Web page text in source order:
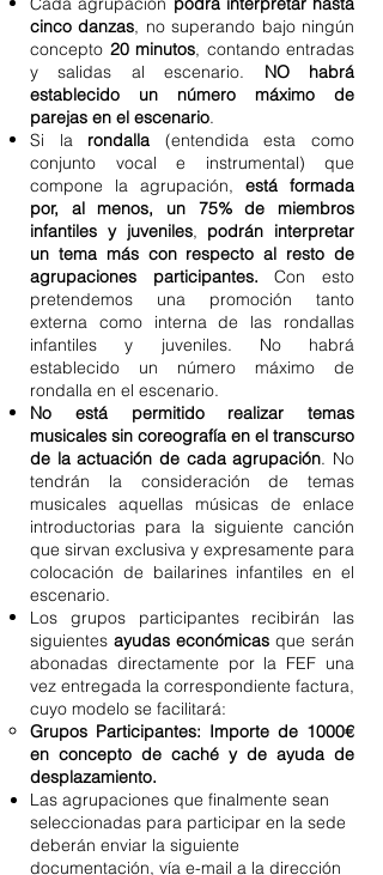
cinco danzas, no superando bajo ningún
concepto 20 minutos, contando entradas
y salidas al escenario. NO habrá
establecido un número máximo de
parejas en el escenario.
Si la rondalla (entendida esta como
conjunto vocal e instrumental) que
compone la agrupación, está formada
por, al menos, un 75% de miembros
infantiles y juveniles, podrán interpretar
un tema más con respecto al resto de
agrupaciones participantes.Con esto
pretendemos una promoción tanto
externa como interna de las rondallas
infantiles y juveniles. No habrá
establecido un número máximo de
rondalla en el escenario.
No está permitido realizar temas
musicales sin coreografía en el transcurso
de la actuación de cada agrupación. No
tendrán la consideración de temas
musicales aquellas músicas de enlace
introductorias para la siguiente canción
que sirvan exclusiva y expresamente para
colocación de bailarines infantiles en el
escenario.
Los grupos participantes recibirán las
siguientes ayudas económicas que serán
abonadas directamente por la FEF una
vez entregada la correspondiente factura,
cuyo modelo se facilitará:
Grupos Participantes: Importe de 1000€
en concepto de caché y de ayuda de
desplazamiento.
Las agrupaciones que finalmente sean
seleccionadas para participar en la sede
deberán enviar la siguiente
documentación, vía e-mail a la dirección